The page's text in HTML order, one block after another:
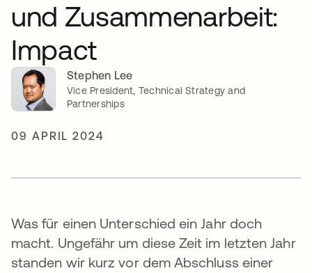
und Zusammenarbeit:
Impact
Stephen Lee
Vice President, Technical Strategy and
Partnerships
09 APRIL 2024
Was für einen Unterschied ein Jahr doch
macht. Ungefähr um diese Zeit im letzten Jahr
standen wir kurz vor dem Abschluss einer